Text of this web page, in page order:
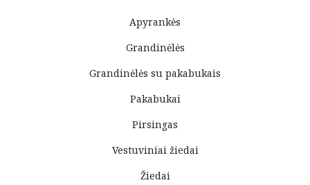
Apyrankės
Grandinėlės
Grandinėlės su pakabukais
Pakabukai
Pirsingas
Vestuviniai žiedai
Žiedai